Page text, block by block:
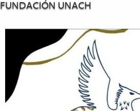
FUNDACIÓN UNACH